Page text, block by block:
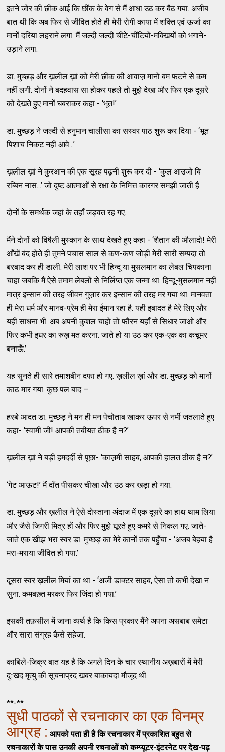
इतने जोर की छींक आई कि छींक के वेग से मैं आधा उठ कर बैठ गया. अजीब
बात थी कि अब फिर से जीवित होते ही मेरी रोगी काया में शक्ति एवं ऊर्जा का
मानों दरिया लहराने लगा. मैं जल्दी जल्दी चींटे-चींटियों-मक्खियों को भगाने-
उड़ाने लगा.
डा. मुच्छड़ और ख़लील ख़ां को मेरी छींक की आवाज़ मानो बम फटने से कम
नहीं लगी. दोनों ने बदहवास सा होकर पहले तो मुझे देखा और फिर एक दूसरे
को देखते हुए मानों घबराकर कहा - ‘भूत!’
डा. मुच्छड़ ने जल्दी से हनुमान चालीसा का सस्वर पाठ शुरू कर दिया - ‘भूत
पिशाच निकट नहीं आवे...’
ख़लील ख़ां ने क़ुरआन की एक सूरह पढ़नी शुरू कर दी - ‘कुल आउजो बि
रब्बिन नास...’ जो दुष्ट आत्माओं से रक्षा के निमित्त कारगर समझी जाती है.
दोनों के समर्थक जहां के तहाँ जड़वत रह गए.
मैंने दोनों को विषैली मुस्कान के साथ देखते हुए कहा - ‘शैतान की औलादो! मेरी
आँखें बंद होते ही तुमने पचास साल से कण-कण जोड़ी मेरी सारी सम्पदा तो
बरबाद कर ही डाली. मेरी लाश पर भी हिन्दू या मुसलमान का लेबल चिपकाना
चाहा जबकि मैं ऐसे तमाम लेबलों से निर्लिप्त एक जन्मा था. हिन्दू-मुसलमान नहीं
मात्र इन्सान की तरह जीवन गुज़ार कर इन्सान की तरह मर गया था. मानवता
ही मेरा धर्म और मानव-प्रेम ही मेरा ईमान रहा है. यही इबादत है मेरे लिए और
यही साधना भी. अब अपनी कुशल चाहो तो फौरन यहाँ से सिधार जाओ और
फिर कभी इधर का रुख़ मत करना. जाते हो या उठ कर एक-एक का कचूमर
बनाऊँ.’
यह सुनते ही सारे तमाशबीन दफा हो गए. ख़लील ख़ां और डा. मुच्छड़ को मानों
काठ मार गया. कुछ पल बाद –
हस्बे आदत डा. मुच्छड़ ने मन ही मन पेचोताब खाकर ऊपर से नर्मी जतलाते हुए
कहा- ‘स्वामी जी! आपकी तबीयत ठीक है न?’
ख़लील ख़ां ने बड़ी हमदर्दी से पूछा- ‘काज़मी साहब, आपकी हालत ठीक है न?’
‘गेट आऊट!’ मैं दाँत पीसकर चीखा और उठ कर खड़ा हो गया.
डा. मुच्छड़ और ख़लील ने ऐसे दोस्ताना अंदाज में एक दूसरे का हाथ थाम लिया
और जैसे जिगरी मित्र हों और फिर मुझे घूरते हुए कमरे से निकल गए. जाते-
जाते एक खीझ भरा स्वर डा. मुच्छड़ का मेरे कानों तक पहुँचा - ‘अजब बेहया है
मरा-मराया जीवित हो गया.’
दूसरा स्वर ख़लील मियां का था - ‘अजी डाक्टर साहब, ऐसा तो कभी देखा न
सुना. कमबख़्त मरकर फिर जिंदा हो गया.’
इसकी तफ़सील में जाना व्यर्थ है कि किस प्रकार मैंने अपना असबाब समेटा
और सारा संग्रह कैसे सहेजा.
काबिले-जिक्र बात यह है कि अगले दिन के चार स्थानीय अख़बारों में मेरी
दुःखद मृत्यु की सूचनाप्रद खबर बाकायदा मौजूद थी.
**-**
सुधी पाठकों से रचनाकार का एक विनम्र
आग्रह : आपको पता ही है कि रचनाकार में प्रकाशित बहुत से
रचनाकारों के पास उनकी अपनी रचनाओं को कम्प्यूटर-इंटरनेट पर देख-पढ़